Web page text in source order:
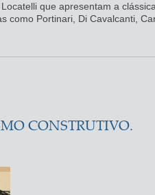
que apresentam a
como Portinari, Di Cavalcanti,
CONSTRUTIVO.